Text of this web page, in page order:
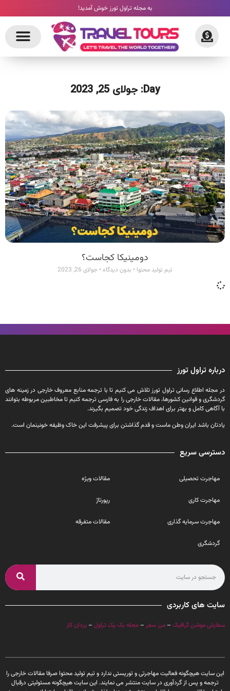
به مجله تراول تورز خوش آمدید!
Day: جولای 25, 2023
دومینیکا کجاست؟
تیم تولید محتوا بدون دیدگاه جولای 26, 2023
درباره تراول تورز
در مجله اطلاع رسانی تراول تورز تلاش می کنیم تا با ترجمه منابع معروف خارجی در زمینه های
گردشگری و قوانین کشورها، مقالات خارجی را به فارسی ترجمه کنیم تا مخاطبین مربوطه بتوانند
با آگاهی کامل و بهتر برای اهداف زندگی خود تصمیم بگیرند.
یادتان باشد ایران وطن ماست و قدم گذاشتن برای پیشرفت این خاک وظیفه خونینمان است.
دسترسی سریع
مهاجرت تحصیلی
مهاجرت کاری
مهاجرت سرمایه گذاری
گردشگری
مقالات ویژه
رپورتاژ
مقالات متفرقه
سایت های کاربردی
سفارش موشن گرافیک – مرز سفر – مجله بک پک تراول – یزدان کار
این سایت هیچگونه فعالیت مهاجرتی و توریستی ندارد و تیم تولید محتوا صرفا مقالات خارجی را
ترجمه و پس از گردآوری در سایت منتشر می نمایند. این سایت هیچگونه مسئولیتی درقبال